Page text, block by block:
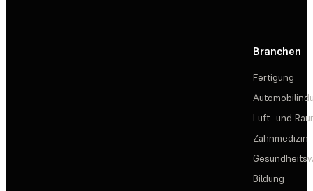
Branchen
Fertigung
Luft- und
Zahnmedizin
Bildung